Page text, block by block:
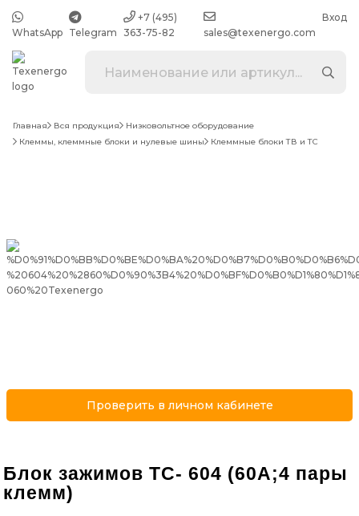
WhatsApp Telegram
+7 (495)
363-75-82
sales@texenergo.com
Вход
Главная Вся продукция
Низковольтное оборудование
Клеммы, клеммные блоки и нулевые шины
Клеммные блоки ТВ и ТС
Проверить в личном кабинете
Блок зажимов ТС- 604 (60А;4 пары
клемм)